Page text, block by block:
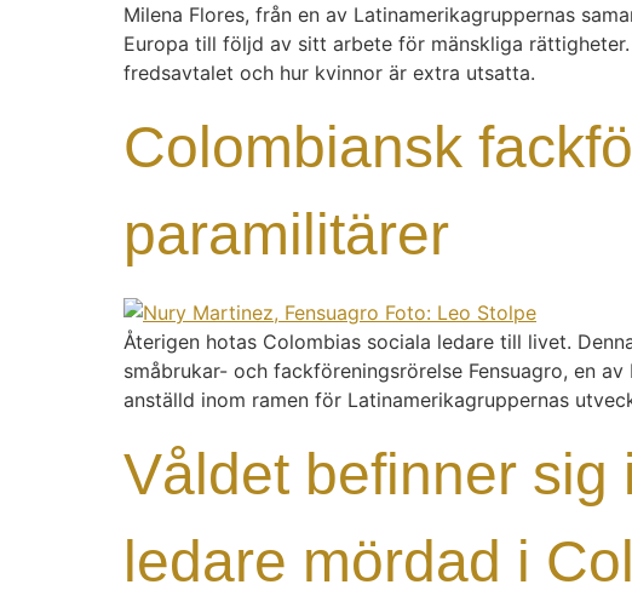
Milena Flores, från en av Latinamerikagruppernas
Europa till följd av sitt arbete för mänskliga
fredsavtalet och hur kvinnor är extra utsatta.
Colombiansk
paramilitärer
Återigen hotas Colombias sociala ledare till livet.
småbrukar- och fackföreningsrörelse Fensuagro, en
anställd inom ramen för Latinamerikagruppernas
Våldet befinner sig
ledare mördad i